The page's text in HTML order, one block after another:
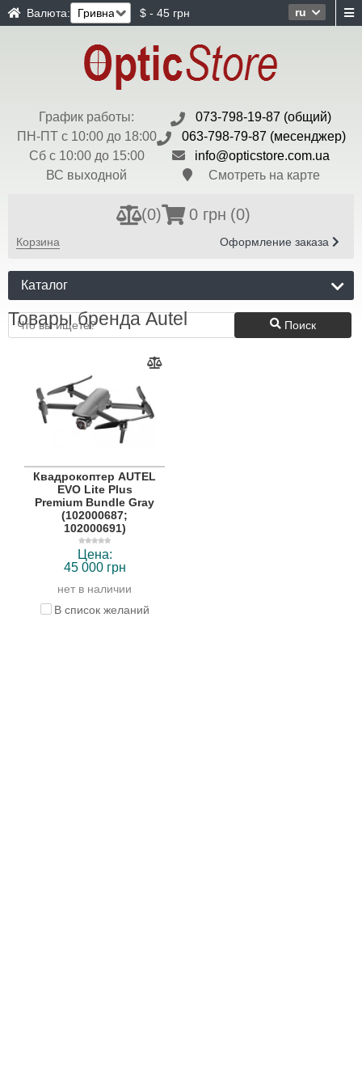
ru
Валюта: $ - 45 грн
График работы:
ПН-ПТ с 10:00 до 18:00
Сб с 10:00 до 15:00
ВС выходной
073-798-19-87 (общий)
063-798-79-87 (месенджер)
info@opticstore.com.ua
Смотреть на карте
(0) 0 грн (0)
Корзина Оформление заказа
Каталог
Поиск
Товары бренда Autel
Квадрокоптер AUTEL
EVO Lite Plus
Premium Bundle Gray
(102000687;
102000691)
Цена:
45 000 грн
нет в наличии
В список желаний